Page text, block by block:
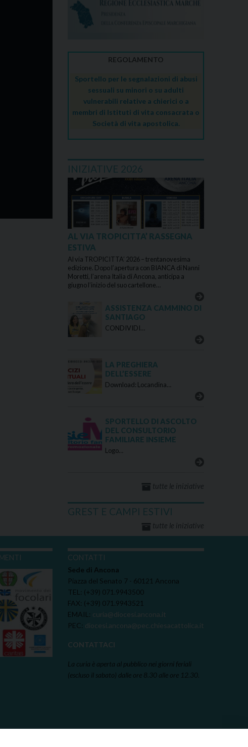
REGOLAMENTO
Sportello per le segnalazioni di abusi
sessuali su minori o su adulti
vulnerabili relative a chierici o a
membri di Istituti di vita consacrata o
Società di vita apostolica.
INIZIATIVE 2026
AL VIA TROPICITTA’ RASSEGNA
ESTIVA
Al via TROPICITTA’ 2026 – trentanovesima
edizione. Dopo l’apertura con BIANCA di Nanni
Moretti, l’arena Italia di Ancona, anticipa a
giugno l’inizio del suo cartellone…
ASSISTENZA CAMMINO DI
SANTIAGO
CONDIVIDI…
LA PREGHIERA
DELL’ESSERE
Download: Locandina…
SPORTELLO DI ASCOLTO
DEL CONSULTORIO
FAMILIARE INSIEME
Logo…
tutte le iniziative
GREST E CAMPI ESTIVI
tutte le iniziative
CONTATTI
Sede di Ancona
Piazza del Senato 7 - 60121 Ancona
TEL: (+39) 071.9943500
FAX: (+39) 071.9943521
EMAIL: curia@diocesi.ancona.it
PEC: diocesi.ancona@pec.chiesacattolica.it
CONTATTACI
La curia è aperta al pubblico nei giorni feriali
(escluso il sabato) dalle ore 8.30 alle ore 12.30.